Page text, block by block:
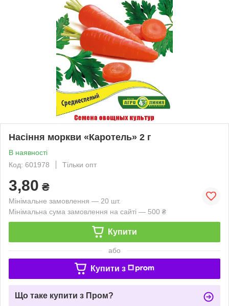
Насіння моркви «Каротель» 2 г
В наявності
Код: 601978
Тільки опт
3,80 ₴
Мінімальне замовлення — 20 шт.
Мінімальна сума замовлення на сайті — 500 ₴
Купити
або
Купити з
Що таке купити з Пром?